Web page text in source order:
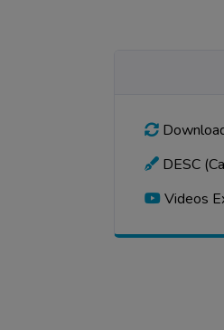
DESC
Videos